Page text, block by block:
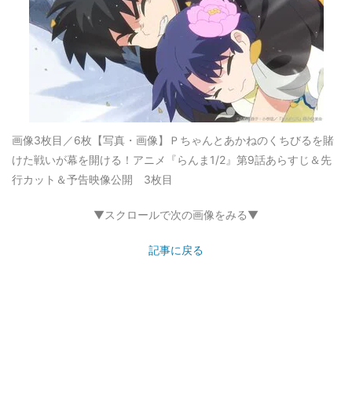
画像3枚目／6枚 【写真・画像】Ｐちゃんとあかねのくちびるを賭
けた戦いが幕を開ける！アニメ『らんま1/2』第9話あらすじ＆先
行カット＆予告映像公開 3枚目
▼スクロールで次の画像をみる▼
記事に戻る